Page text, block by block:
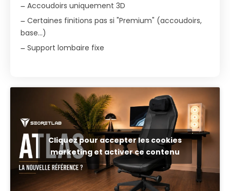
Accoudoirs uniquement 3D
Certaines finitions pas si "Premium" (accoudoirs,
base...)
Support lombaire fixe
Cliquez pour accepter les cookies
marketing et activer ce contenu